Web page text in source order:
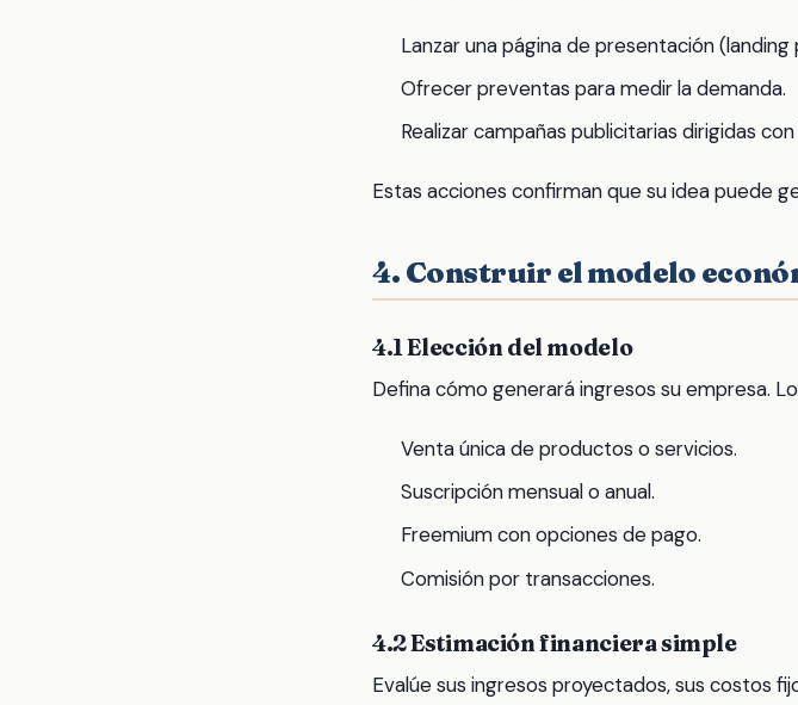
Lanzar una página de presentación
Ofrecer preventas para medir la demanda.
Realizar campañas publicitarias dirigidas
Estas acciones confirman que su idea puede
4. Construir el modelo
4.1 Elección del modelo
Defina cómo generará ingresos su empresa.
Venta única de productos o servicios.
Suscripción mensual o anual.
Freemium con opciones de pago.
Comisión por transacciones.
4.2 Estimación financiera simple
Evalúe sus ingresos proyectados, sus costos